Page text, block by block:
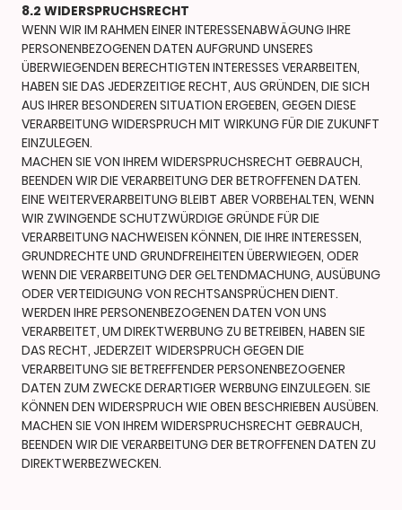
8.2 WIDERSPRUCHSRECHT
WENN WIR IM RAHMEN EINER INTERESSENABWÄGUNG IHRE
PERSONENBEZOGENEN DATEN AUFGRUND UNSERES
ÜBERWIEGENDEN BERECHTIGTEN INTERESSES VERARBEITEN,
HABEN SIE DAS JEDERZEITIGE RECHT, AUS GRÜNDEN, DIE SICH
AUS IHRER BESONDEREN SITUATION ERGEBEN, GEGEN DIESE
VERARBEITUNG WIDERSPRUCH MIT WIRKUNG FÜR DIE ZUKUNFT
EINZULEGEN.
MACHEN SIE VON IHREM WIDERSPRUCHSRECHT GEBRAUCH,
BEENDEN WIR DIE VERARBEITUNG DER BETROFFENEN DATEN.
EINE WEITERVERARBEITUNG BLEIBT ABER VORBEHALTEN, WENN
WIR ZWINGENDE SCHUTZWÜRDIGE GRÜNDE FÜR DIE
VERARBEITUNG NACHWEISEN KÖNNEN, DIE IHRE INTERESSEN,
GRUNDRECHTE UND GRUNDFREIHEITEN ÜBERWIEGEN, ODER
WENN DIE VERARBEITUNG DER GELTENDMACHUNG, AUSÜBUNG
ODER VERTEIDIGUNG VON RECHTSANSPRÜCHEN DIENT.
WERDEN IHRE PERSONENBEZOGENEN DATEN VON UNS
VERARBEITET, UM DIREKTWERBUNG ZU BETREIBEN, HABEN SIE
DAS RECHT, JEDERZEIT WIDERSPRUCH GEGEN DIE
VERARBEITUNG SIE BETREFFENDER PERSONENBEZOGENER
DATEN ZUM ZWECKE DERARTIGER WERBUNG EINZULEGEN. SIE
KÖNNEN DEN WIDERSPRUCH WIE OBEN BESCHRIEBEN AUSÜBEN.
MACHEN SIE VON IHREM WIDERSPRUCHSRECHT GEBRAUCH,
BEENDEN WIR DIE VERARBEITUNG DER BETROFFENEN DATEN ZU
DIREKTWERBEZWECKEN.